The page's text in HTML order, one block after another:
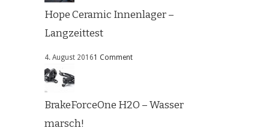
Hope Ceramic Innenlager –
Langzeittest
4. August 20161 Comment
BrakeForceOne H2O – Wasser
marsch!